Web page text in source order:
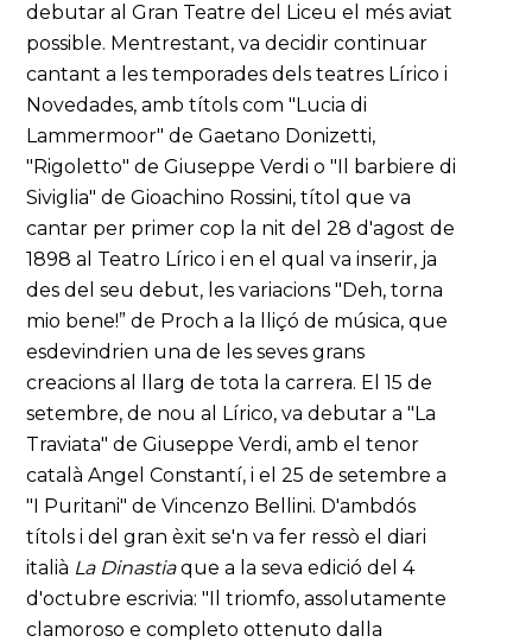
debutar al Gran Teatre del Liceu el més aviat
possible. Mentrestant, va decidir continuar
cantant a les temporades dels teatres Lírico i
Novedades, amb títols com "Lucia di
Lammermoor" de Gaetano Donizetti,
"Rigoletto" de Giuseppe Verdi o "Il barbiere di
Siviglia" de Gioachino Rossini, títol que va
cantar per primer cop la nit del 28 d'agost de
1898 al Teatro Lírico i en el qual va inserir, ja
des del seu debut, les variacions "Deh, torna
mio bene!” de Proch a la lliçó de música, que
esdevindrien una de les seves grans
creacions al llarg de tota la carrera. El 15 de
setembre, de nou al Lírico, va debutar a "La
Traviata" de Giuseppe Verdi, amb el tenor
català Angel Constantí, i el 25 de setembre a
"I Puritani" de Vincenzo Bellini. D'ambdós
títols i del gran èxit se'n va fer ressò el diari
italià La Dinastiaque a la seva edició del 4
d'octubre escrivia: "Il triomfo, assolutamente
clamoroso e completo ottenuto dalla